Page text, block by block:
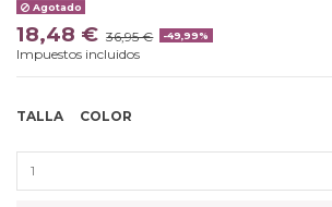
Agotado
18,48 € 36,95 € -49,99%
Impuestos incluidos
TALLA COLOR